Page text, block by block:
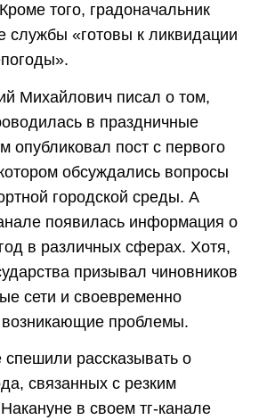
того, градоначальник
службы «готовы к ликвидации
Михайлович писал о том,
в праздничные
опубликовал пост с первого
обсуждались вопросы
городской среды. А
появилась информация о
в различных сферах. Хотя,
призывал чиновников
сети и своевременно
возникающие проблемы.
рассказывать о
связанных с резким
в своем тг-канале